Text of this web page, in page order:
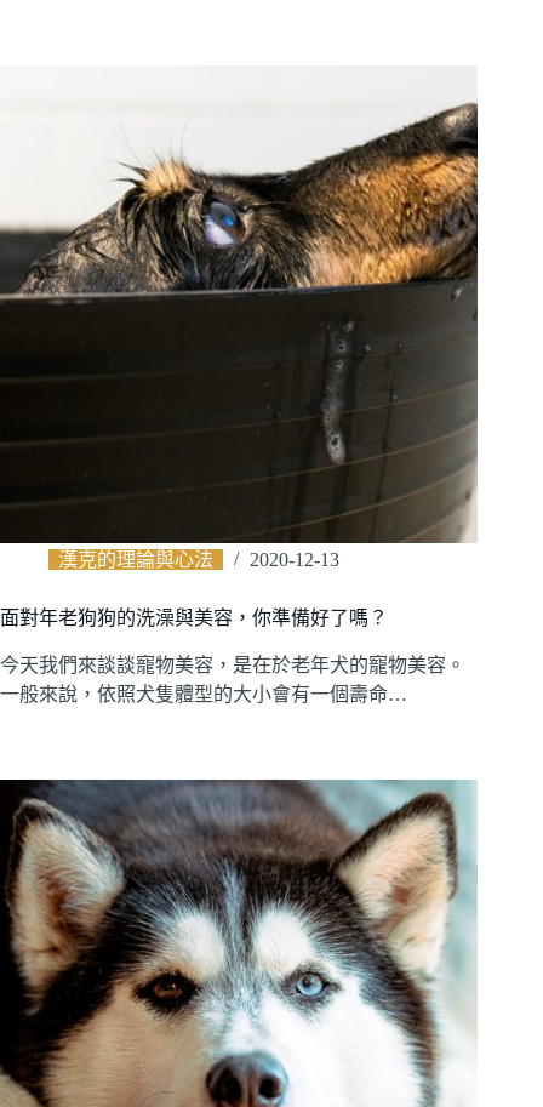
漢克的理論與心法 2020-12-13
面對年老狗狗的洗澡與美容，你準備好了嗎？
今天我們來談談寵物美容，是在於老年犬的寵物美容。
一般來說，依照犬隻體型的大小會有一個壽命…